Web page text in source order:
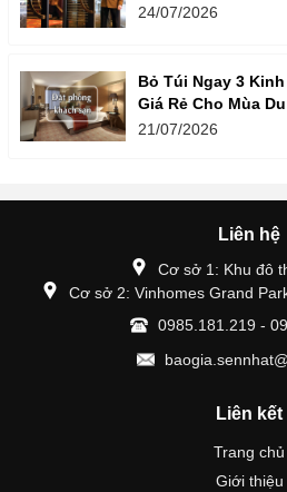
24/07/2026
Bỏ Túi Ngay 3
Giá Rẻ Cho Mùa
21/07/2026
Liên hệ
Cơ sở 1: Khu đô
Cơ sở 2: Vinhomes Grand
0985.181.219 -
Liên kết
Trang chủ
Giới thiệu